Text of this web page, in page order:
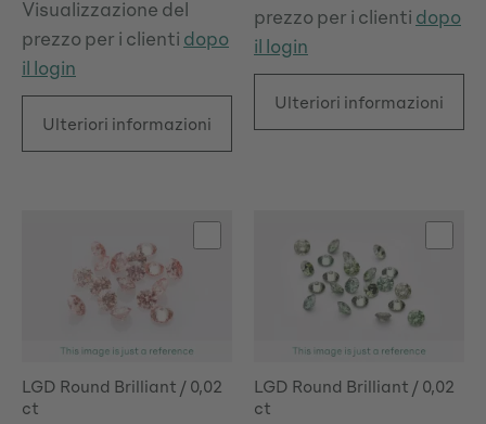
Visualizzazione del
prezzo per i clienti dopo
il login
Ulteriori informazioni
prezzo per i clienti dopo
il login
Ulteriori informazioni
LGD Round Brilliant / 0,02
ct
LGD Round Brilliant / 0,02
ct